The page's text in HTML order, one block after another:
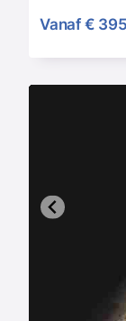
Vanaf € 395